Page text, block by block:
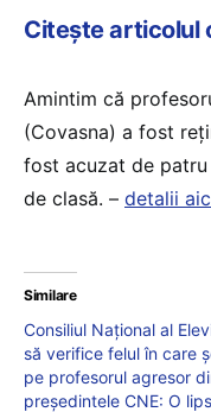
Citește articolul
Amintim că
(Covasna) a fost
fost acuzat de
de clasă. – detalii
Similare
Consiliul Național al
să verifice felul în care
pe profesorul agresor
președintele CNE: O